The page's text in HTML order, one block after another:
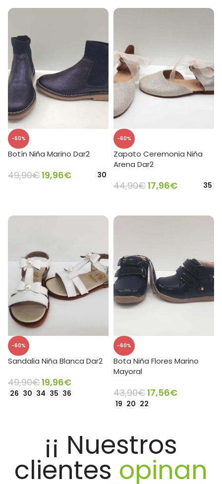
-60%
Botín Niña Marino Dar2
49,90€19,96€ 30
-60%
Zapato Ceremonia Niña
Arena Dar2
44,90€17,96€ 35
-60%
Sandalia Niña Blanca Dar2
49,90€19,96€
26 30 34 35 36
-60%
Bota Niña Flores Marino
Mayoral
43,90€17,56€
19 20 22
¡¡ Nuestros
clientes opinan